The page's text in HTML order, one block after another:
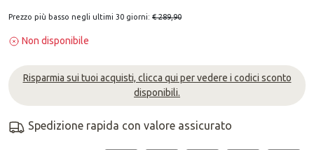
Prezzo più basso negli ultimi 30 giorni: € 289,90
Non disponibile
Risparmia sui tuoi acquisti, clicca qui per vedere i codici sconto
disponibili.
Spedizione rapida con valore assicurato